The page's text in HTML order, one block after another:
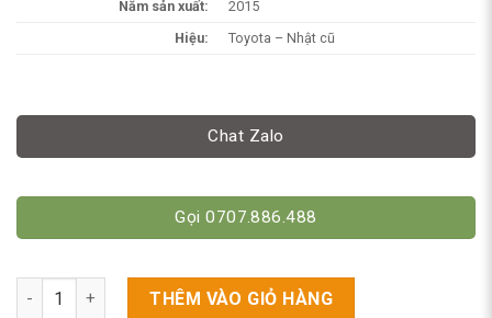
Năm sản xuất:
2015
Hiệu:
Toyota – Nhật cũ
Chat Zalo
Gọi 0707.886.488
Xe Nâng Điện Cũ Toyota 1.8 Tấn Cao 3m5 - Đời 2015 số lượng
THÊM VÀO GIỎ HÀNG